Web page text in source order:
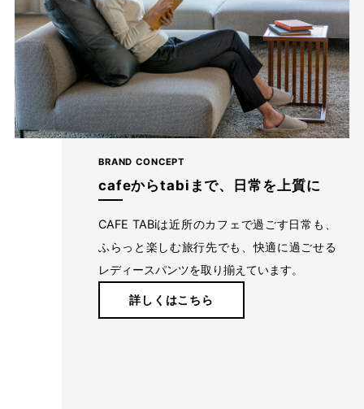
たどり着いたのは上質なストレッチ素材とシルエットから作
られるストレートパンツ。当店のパンツは、年齢にかかわら
ず、女性なら誰もが抱える体型の悩みに寄り添い、 変化し
やすい女性の体形にしっかりフィット、サポート。 長時間
BRAND CONCEPT
cafeからtabiまで、日常を上質に
CAFE TABiは近所のカフェで過ごす日常も、
ふらっと楽しむ旅行先でも、快適に過ごせる
レディースパンツを取り揃えています。
詳しくはこちら